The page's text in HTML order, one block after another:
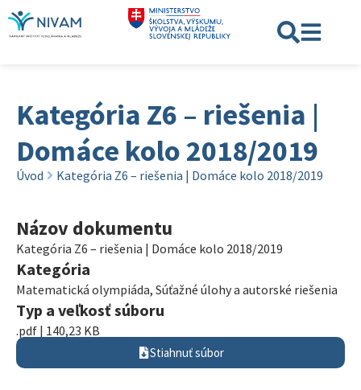
Kategória Z6 – riešenia |
Domáce kolo 2018/2019
Úvod Kategória Z6 – riešenia | Domáce kolo 2018/2019
Názov dokumentu
Kategória Z6 – riešenia | Domáce kolo 2018/2019
Kategória
Matematická olympiáda, Súťažné úlohy a autorské riešenia
Typ a veľkosť súboru
.pdf | 140,23 KB
Stiahnuť súbor